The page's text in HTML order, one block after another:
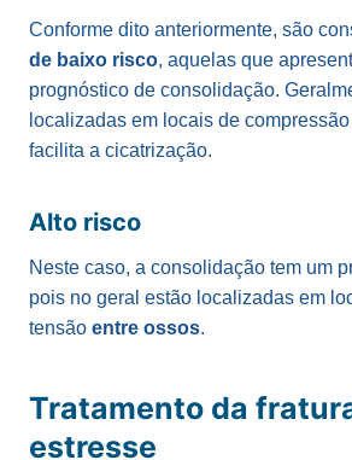
Conforme dito anteriormente, são
de baixo risco, aquelas que
prognóstico de consolidação.
localizadas em locais de
facilita a cicatrização.
Alto risco
Neste caso, a consolidação tem um
pois no geral estão localizadas em
tensão entre ossos.
Tratamento da
estresse